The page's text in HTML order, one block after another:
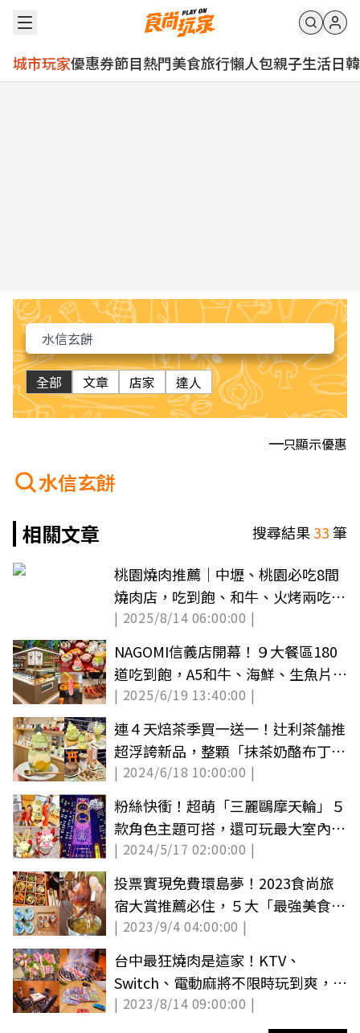
城市玩家優惠券節目熱門美食旅行懶人包親子生活日韓
全部 文章 店家 達人
只顯示優惠
水信玄餅
相關文章
搜尋結果33筆
桃園燒肉推薦｜中壢、桃園必吃8間
燒肉店，吃到飽、和牛、火烤兩吃全
攻略
| 2025/8/14 06:00:00 |
NAGOMI信義店開幕！９大餐區180
道吃到飽，A5和牛、海鮮、生魚片無
限夾
| 2025/6/19 13:40:00 |
連４天焙茶季買一送一！辻利茶舗推
超浮誇新品，整顆「抹茶奶酪布丁」
超Ｑ彈
| 2024/6/18 10:00:00 |
粉絲快衝！超萌「三麗鷗摩天輪」５
款角色主題可搭，還可玩最大室內水
上樂園(中獎公布)
| 2024/5/17 02:00:00 |
投票實現免費環島夢！2023食尚旅
宿大賞推薦必住，５大「最強美食民
宿」
| 2023/9/4 04:00:00 |
台中最狂燒肉是這家！KTV、
Switch、電動麻將不限時玩到爽，聚
餐烤肉開趴快搶訂
| 2023/8/14 09:00:00 |